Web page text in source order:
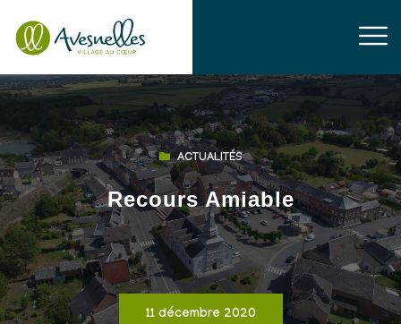
ACTUALITÉS
Recours Amiable
11 décembre 2020